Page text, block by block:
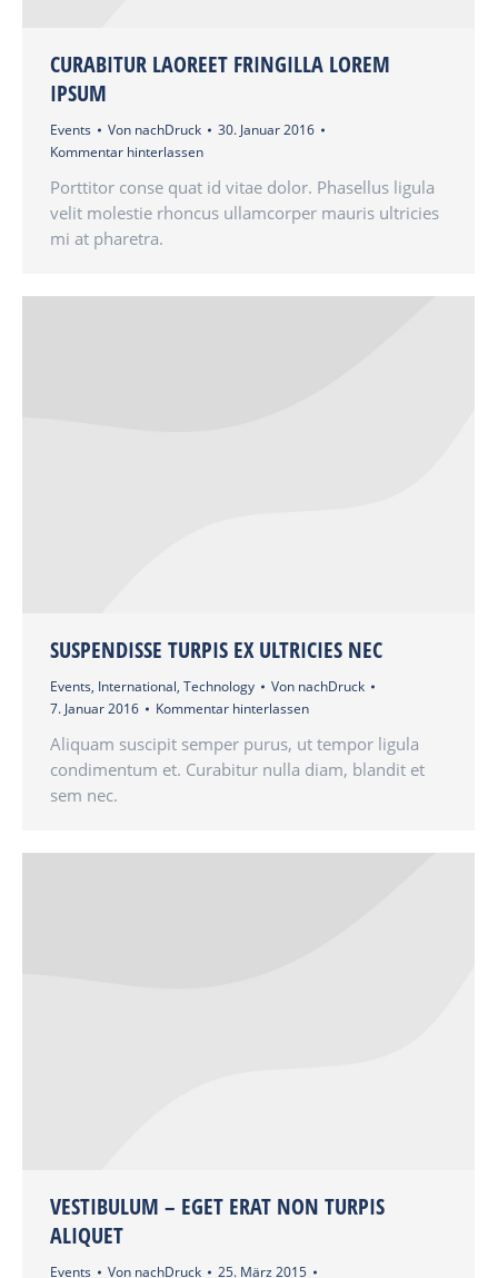
CURABITUR LAOREET FRINGILLA LOREM
IPSUM
Events Von nachDruck
30. Januar 2016
Kommentar hinterlassen
Porttitor conse quat id vitae dolor. Phasellus ligula
velit molestie rhoncus ullamcorper mauris ultricies
mi at pharetra.
SUSPENDISSE TURPIS EX ULTRICIES NEC
Events, International, Technology Von nachDruck
7. Januar 2016
Kommentar hinterlassen
Aliquam suscipit semper purus, ut tempor ligula
condimentum et. Curabitur nulla diam, blandit et
sem nec.
VESTIBULUM – EGET ERAT NON TURPIS
ALIQUET
Events Von nachDruck 25. März 2015